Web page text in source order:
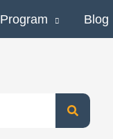
Program Blog